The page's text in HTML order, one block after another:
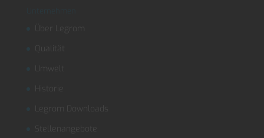
Über Legrom
Qualität
Umwelt
Historie
Legrom Downloads
Stellenangebote